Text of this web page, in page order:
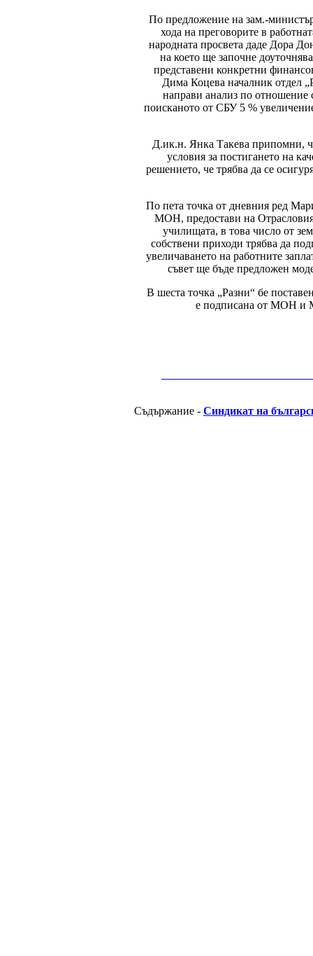
По предложение на зам.-
хода на преговорите в
народната просвета даде Дора
на което ще започне
представени конкретни
Дима Коцева началник отдел
направи анализ по отношение
поисканото от СБУ 5 %
Д.ик.н. Янка Такева припомни,
условия за постигането на
решението, че трябва да се
По пета точка от дневния ред
МОН, предостави на Отрасловия
училищата, в това число от
собствени приходи трябва да
увеличаването на работните
съвет ще бъде предложен
В шеста точка „Разни“ бе
е подписана от МОН и
Съдържание - Синдикат на